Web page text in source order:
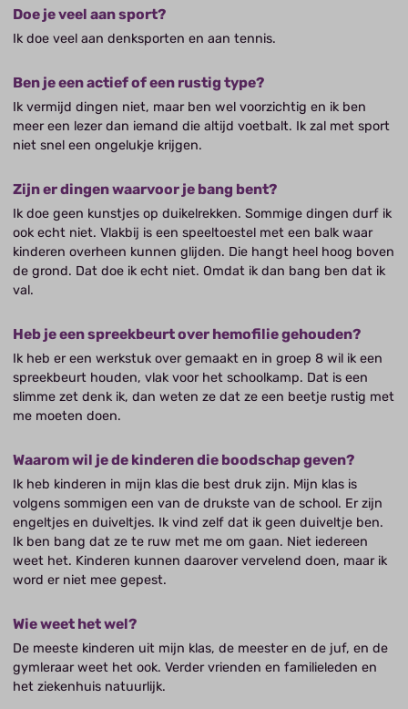
Doe je veel aan sport?
Ik doe veel aan denksporten en aan tennis.
Ben je een actief of een rustig type?
Ik vermijd dingen niet, maar ben wel voorzichtig en ik ben
meer een lezer dan iemand die altijd voetbalt. Ik zal met sport
niet snel een ongelukje krijgen.
Zijn er dingen waarvoor je bang bent?
Ik doe geen kunstjes op duikelrekken. Sommige dingen durf ik
ook echt niet. Vlakbij is een speeltoestel met een balk waar
kinderen overheen kunnen glijden. Die hangt heel hoog boven
de grond. Dat doe ik echt niet. Omdat ik dan bang ben dat ik
val.
Heb je een spreekbeurt over hemofilie gehouden?
Ik heb er een werkstuk over gemaakt en in groep 8 wil ik een
spreekbeurt houden, vlak voor het schoolkamp. Dat is een
slimme zet denk ik, dan weten ze dat ze een beetje rustig met
me moeten doen.
Waarom wil je de kinderen die boodschap geven?
Ik heb kinderen in mijn klas die best druk zijn. Mijn klas is
volgens sommigen een van de drukste van de school. Er zijn
engeltjes en duiveltjes. Ik vind zelf dat ik geen duiveltje ben.
Ik ben bang dat ze te ruw met me om gaan. Niet iedereen
weet het. Kinderen kunnen daarover vervelend doen, maar ik
word er niet mee gepest.
Wie weet het wel?
De meeste kinderen uit mijn klas, de meester en de juf, en de
gymleraar weet het ook. Verder vrienden en familieleden en
het ziekenhuis natuurlijk.